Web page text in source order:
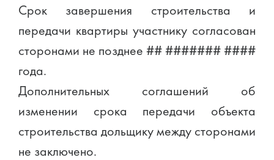
Срок завершения строительства и
передачи квартиры участнику согласован
сторонами не позднее ## ####### ####
года.
Дополнительных соглашений об
изменении срока передачи объекта
строительства дольщику между сторонами
не заключено.